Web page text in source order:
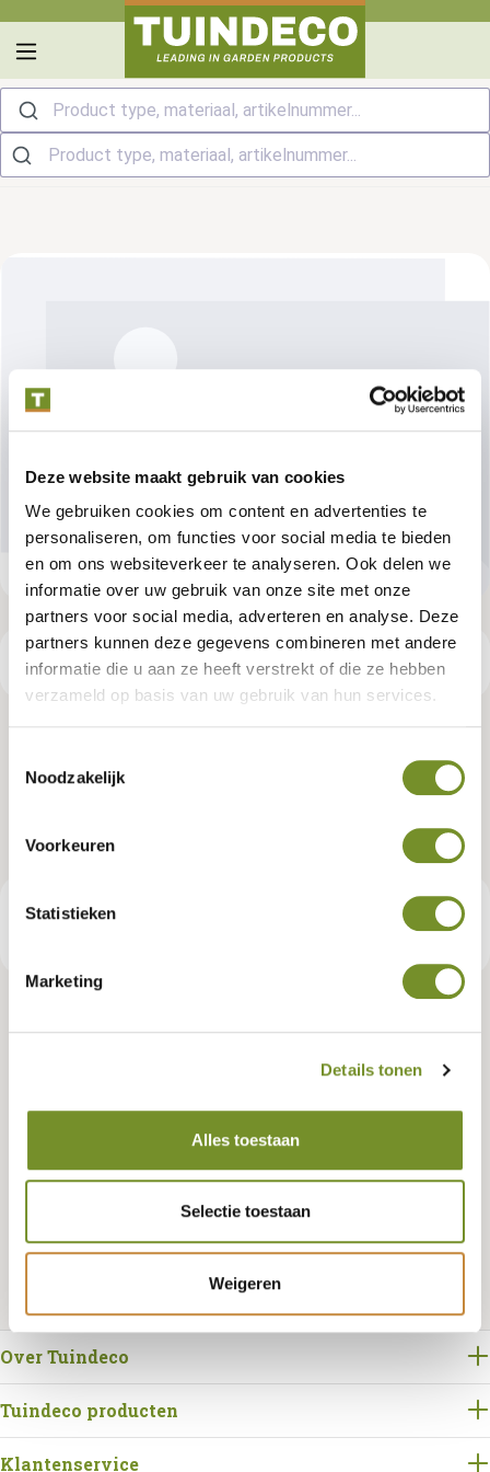
Deze website maakt gebruik van cookies
We gebruiken cookies om content en advertenties te
personaliseren, om functies voor social media te bieden
en om ons websiteverkeer te analyseren. Ook delen we
informatie over uw gebruik van onze site met onze
partners voor social media, adverteren en analyse. Deze
partners kunnen deze gegevens combineren met andere
informatie die u aan ze heeft verstrekt of die ze hebben
verzameld op basis van uw gebruik van hun services.
Noodzakelijk
Voorkeuren
Statistieken
Marketing
Details tonen
Alles toestaan
Selectie toestaan
Weigeren
Product type, materiaal, artikelnummer...
Productspecificaties
geïmpregneerd
Artikelnummer:
€ 2.129,00
Tuindeco dealer? Log in voor je eigen prijzen.
Bestellen
Over Tuindeco
Tuindeco producten
Klantenservice